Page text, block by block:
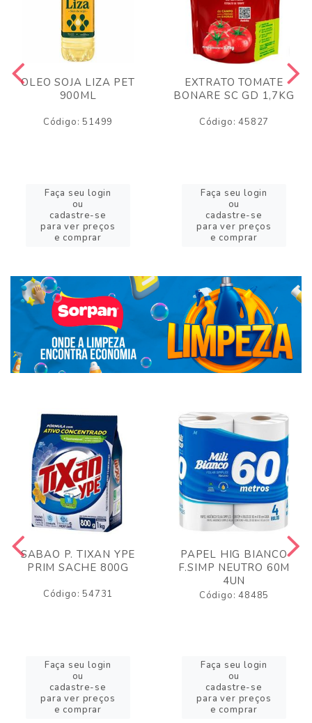
OLEO SOJA LIZA PET
900ML
Código: 51499
Faça seu login
ou
cadastre-se
para ver preços
e comprar
EXTRATO TOMATE
BONARE SC GD 1,7KG
Código: 45827
Faça seu login
ou
cadastre-se
para ver preços
e comprar
SABAO P. TIXAN YPE
PRIM SACHE 800G
Código: 54731
Faça seu login
ou
cadastre-se
para ver preços
e comprar
PAPEL HIG BIANCO
F.SIMP NEUTRO 60M
4UN
Código: 48485
Faça seu login
ou
cadastre-se
para ver preços
e comprar